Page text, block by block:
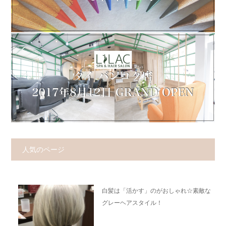
人気のページ
白髪は「活かす」のがおしゃれ☆素敵な
グレーヘアスタイル！